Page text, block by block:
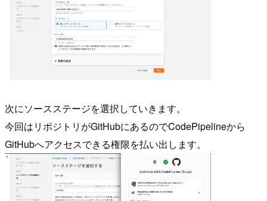
次にソースステージを選択していきます。
今回はリポジトリがGitHubにあるのでCodePipelineから
GitHubへアクセスできる権限を払い出します。